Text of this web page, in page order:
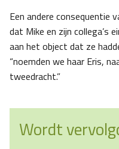
Een andere consequentie
dat Mike en zijn collega’s
aan het object dat ze
“noemden we haar Eris,
tweedracht.”
Wordt